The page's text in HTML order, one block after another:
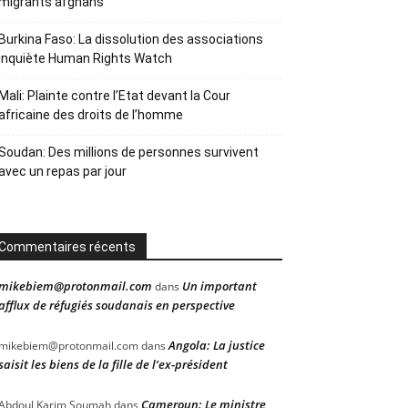
Burkina Faso: La dissolution des associations
Human Rights Watch
Mali: Plainte contre l’Etat devant la Cour
des droits de l’homme
Des millions de personnes survivent
un repas par jour
récents
dans Un important
de réfugiés soudanais en perspective
mikebiem@protonmail.comdansAngola: La justice
les biens de la fille de l’ex-président
Karim Soumahdans Cameroun: Le ministre